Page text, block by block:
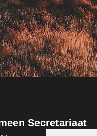
en vergroot je
Secretariaat